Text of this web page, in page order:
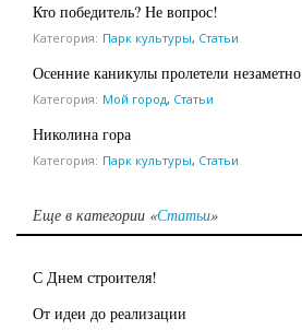
Кто победитель? Не вопрос!
Категория: Парк культуры, Статьи
Осенние каникулы пролетели незаметно
Категория: Мой город, Статьи
Николина гора
Категория: Парк культуры, Статьи
Еще в категории «Статьи»
С Днем строителя!
От идеи до реализации